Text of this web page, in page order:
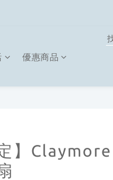
優惠商品
】